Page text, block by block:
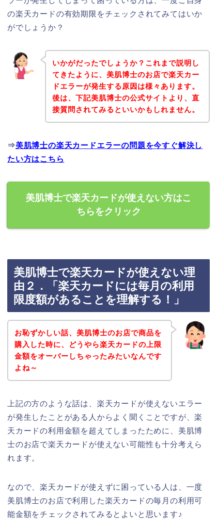
の楽天カードの有効期限をチェックされてみてはいか
がでしょうか？
いかがだったでしょうか？これまで説明し
てきたように、美肌博士のお店で楽天カー
ドエラーが発生する原因は様々あります。
後は、下記美肌博士の公式サイトより、直
接質問されてみるといいかもしれません。
⇒美肌博士の楽天カードエラーの問題を今すぐ解決し
たい方はこちら
美肌博士で楽天カードが使えない方はこ
ちらをクリック
美肌博士で楽天カードが使えない理
由２．「楽天カードには毎月の利用
限度額があることを理解する！」
お恥ずかしい話、美肌博士のお店で商品を
購入した時に、どうやら楽天カードの上限
金額をオーバーしちゃったみたいなんです
よね～
上記の方のような話は、楽天カードが使えないエラー
が発生したことがある人からよく聞くことですが、楽
天カードの利用金額を超えてしまったために、美肌博
士のお店で楽天カードが使えない可能性も十分考えら
れます。
なので、楽天カードが使えずに困っている人は、一度
美肌博士のお店で利用した楽天カードの毎月の利用可
能金額をチェックされてみるとよいと思います♪